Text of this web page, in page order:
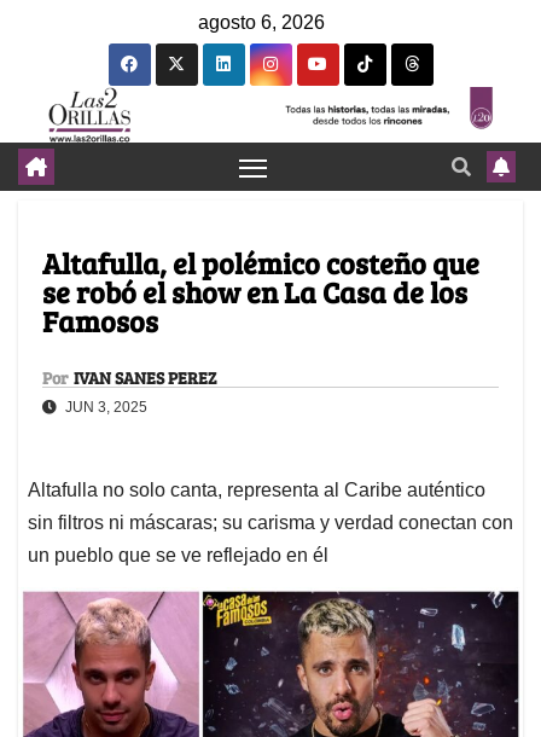
agosto 6, 2026
Altafulla, el polémico costeño que
se robó el show en La Casa de los
Famosos
Por IVAN SANES PEREZ
JUN 3, 2025
Altafulla no solo canta, representa al Caribe auténtico
sin filtros ni máscaras; su carisma y verdad conectan con
un pueblo que se ve reflejado en él